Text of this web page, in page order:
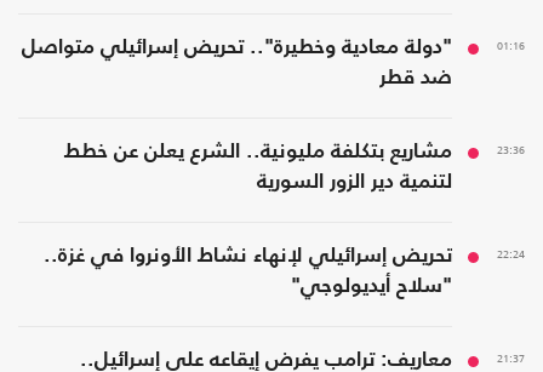
01:16
"دولة معادية وخطيرة".. تحريض إسرائيلي متواصل
ضد قطر
23:36
مشاريع بتكلفة مليونية.. الشرع يعلن عن خطط
لتنمية دير الزور السورية
22:24
تحريض إسرائيلي لإنهاء نشاط الأونروا في غزة..
"سلاح أيديولوجي"
21:37
معاريف: ترامب يفرض إيقاعه على إسرائيل..